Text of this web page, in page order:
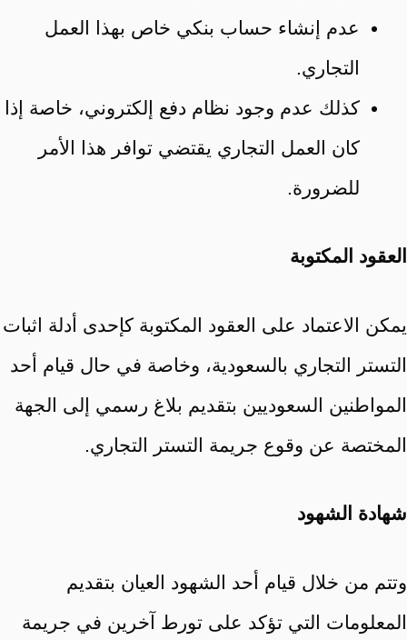
عدم إنشاء حساب بنكي خاص بهذا العمل
التجاري.
كذلك عدم وجود نظام دفع إلكتروني، خاصة إذا
كان العمل التجاري يقتضي توافر هذا الأمر
للضرورة.
العقود المكتوبة
يمكن الاعتماد على العقود المكتوبة كإحدى أدلة اثبات
التستر التجاري بالسعودية، وخاصة في حال قيام أحد
المواطنين السعوديين بتقديم بلاغ رسمي إلى الجهة
المختصة عن وقوع جريمة التستر التجاري.
شهادة الشهود
وتتم من خلال قيام أحد الشهود العيان بتقديم
المعلومات التي تؤكد على تورط آخرين في جريمة